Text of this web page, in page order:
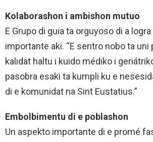
Kolaborashon i ambishon mutuo
E Grupo di guia ta orguyoso di a
importante aki. “E sentro nobo ta uni
kalidat haltu i kuido médiko i
pasobra esaki ta kumpli ku e
di e komunidat na Sint Eustatius.”
Embolbimentu di e poblashon
Un aspekto importante di e promé